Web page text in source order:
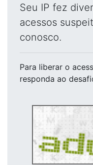
Seu IP fez
acessos
conosco.
Para liberar o
responda ao